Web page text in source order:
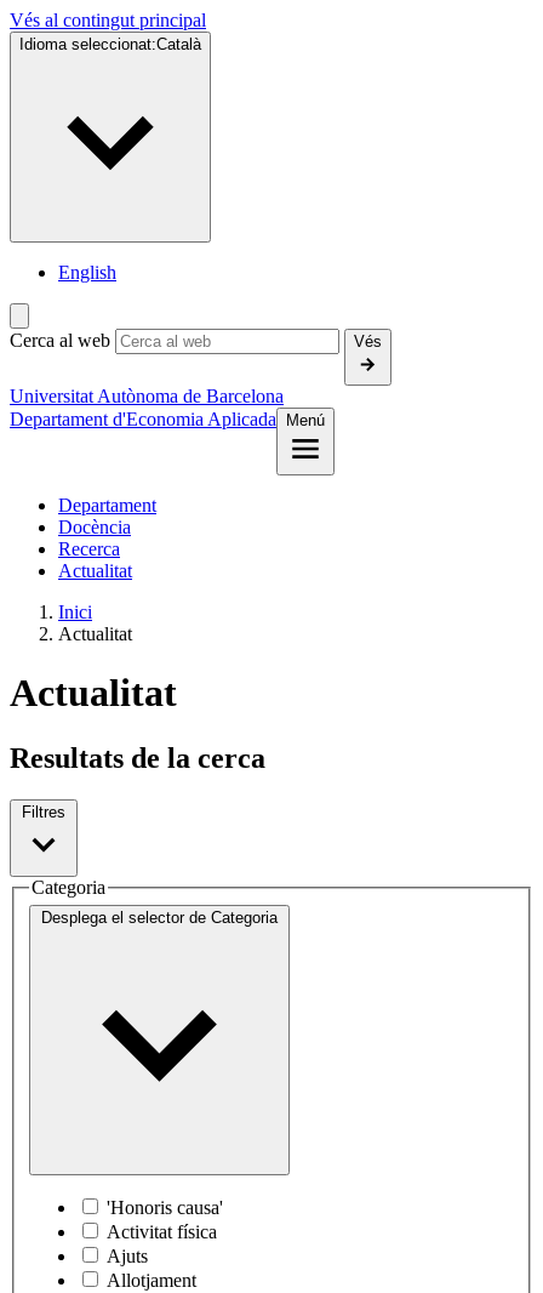
Vés al contingut principal
Idioma seleccionat:Català
English
Cerca al web Vés
Universitat Autònoma de Barcelona
Departament d'Economia Aplicada
Menú
Departament
Docència
Recerca
Actualitat
Inici
Actualitat
Actualitat
Resultats de la cerca
Filtres
Categoria
Desplega el selector de Categoria
'Honoris causa'
Activitat física
Ajuts
Allotjament